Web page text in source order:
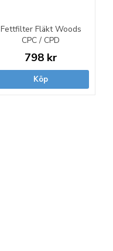
Fettfilter Fläkt Woods
CPC / CPD
798 kr
Köp